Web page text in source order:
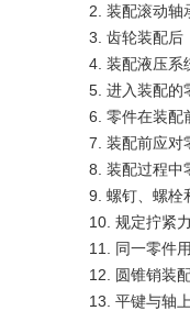
2. 装配滚动轴
3. 齿轮装配后
4. 装配液压系
5. 进入装配的
6. 零件在装配
7. 装配前应对
8. 装配过程中
9. 螺钉、螺栓
10. 规定拧紧
11. 同一零件
12. 圆锥销装
13. 平键与轴